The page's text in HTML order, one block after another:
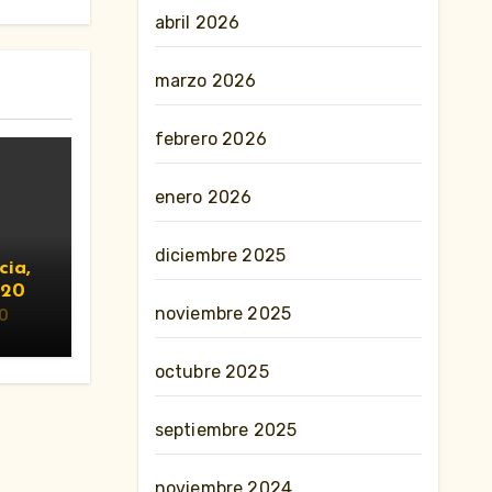
abril 2026
marzo 2026
febrero 2026
enero 2026
diciembre 2025
noviembre 2025
octubre 2025
septiembre 2025